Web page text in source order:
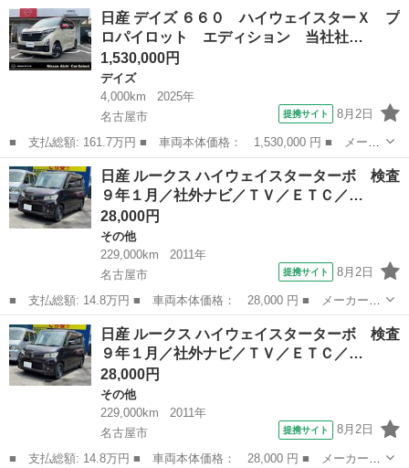
煙 ナビ ＴＶ ＤＶＤ スマキー サイ ■ 排気量： 1500cc ■
ド...
愛知 名古屋市 キューブ
日産 デイズ ６６０ ハイウェイスターＸ プ
ロパイロット エディション 当社社…
1,530,000円
デイズ
4,000km
2025年
名古屋市
提携サイト 8月2日
■ 支払総額: 161.7万円 ■ 車両本体価格： 1,530,000 円 ■ メーカ
ー名： 日産 ■ 車種名： デイズ ■ グレード名： ６６０ ハイ
ウェイスターＸ プロパイロット エディション 当社社用車ＵＰ
プロパイ...
愛知 名古屋市 デイズ
日産 ルークス ハイウェイスターターボ 検査
９年１月／社外ナビ／ＴＶ／ＥＴＣ／…
28,000円
その他
229,000km
2011年
名古屋市
提携サイト 8月2日
■ 支払総額: 14.8万円 ■ 車両本体価格： 28,000 円 ■ メーカー
名： 日産 ■ 車種名： ルークス ■ グレード名： ハイウェイス
ターターボ 検査９年１月／社外ナビ／ＴＶ／ＥＴＣ／ターボ車／両
側電動スライド...
愛知 名古屋市 その他
日産 ルークス ハイウェイスターターボ 検査
９年１月／社外ナビ／ＴＶ／ＥＴＣ／…
28,000円
その他
229,000km
2011年
名古屋市
提携サイト 8月2日
■ 支払総額: 14.8万円 ■ 車両本体価格： 28,000 円 ■ メーカー